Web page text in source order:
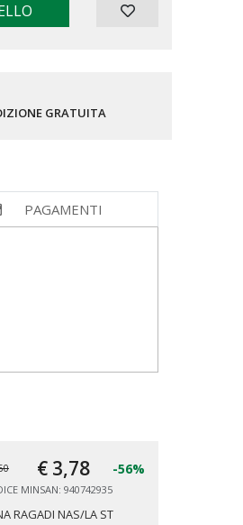
GRATUITA
PAGAMENTI
€ 3,78 -56%
MINSAN: 940742935
RAGADI NAS/LA ST